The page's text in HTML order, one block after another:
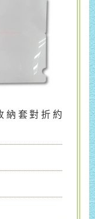
納套對折約